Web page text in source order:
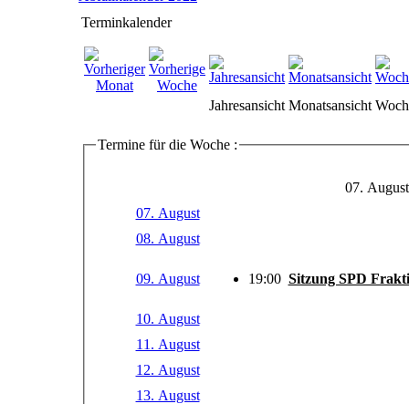
Terminkalender
Jahresansicht Monatsansicht
Termine für die Woche :
07.
07. August
08. August
09. August 19:00 Sitzung SPD
10. August
11. August
12. August
13. August